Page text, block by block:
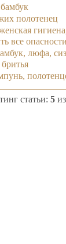
полотенец
все
люфа,
статьи: 5 из